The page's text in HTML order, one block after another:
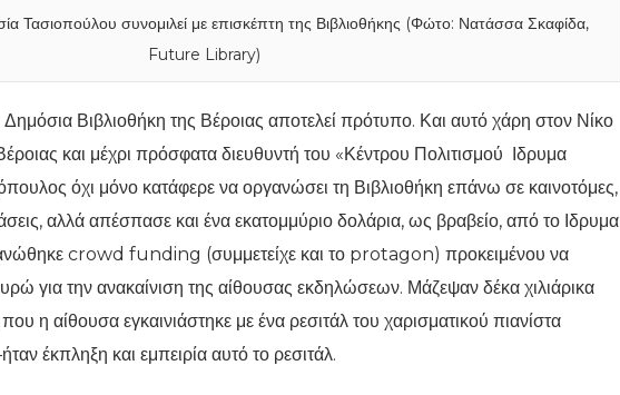
Τασιοπούλου συνομιλεί με επισκέπτη της Βιβλιοθήκης (Φώτο: Νατάσσα Σκαφίδα,
Future Library)
Βιβλιοθήκη της Βέροιας αποτελεί πρότυπο. Και αυτό χάρη στον Νίκο
και μέχρι πρόσφατα διευθυντή του «Κέντρου Πολιτισμού Ιδρυμα
όχι μόνο κατάφερε να οργανώσει τη Βιβλιοθήκη επάνω σε καινοτόμες,
αλλά απέσπασε και ένα εκατομμύριο δολάρια, ως βραβείο, από το Ιδρυμα
crowd funding (συμμετείχε και το protagon) προκειμένου να
για την ανακαίνιση της αίθουσας εκδηλώσεων. Μάζεψαν δέκα χιλιάρικα
η αίθουσα εγκαινιάστηκε με ένα ρεσιτάλ του χαρισματικού πιανίστα
έκπληξη και εμπειρία αυτό το ρεσιτάλ.